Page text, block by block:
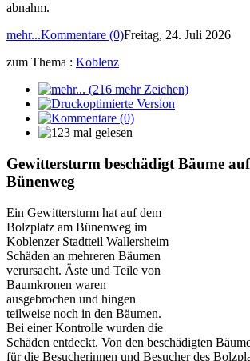
abnahm.
mehr...Kommentare (0)Freitag, 24. Juli 2026
zum Thema : Koblenz
Gewittersturm beschädigt Bäume
Bünenweg
Ein Gewittersturm hat auf dem
Bolzplatz am Bünenweg im
Koblenzer Stadtteil Wallersheim
Schäden an mehreren Bäumen
verursacht. Äste und Teile von
Baumkronen waren
ausgebrochen und hingen
teilweise noch in den Bäumen.
Bei einer Kontrolle wurden die
Schäden entdeckt. Von den beschädigten
für die Besucherinnen und Besucher des